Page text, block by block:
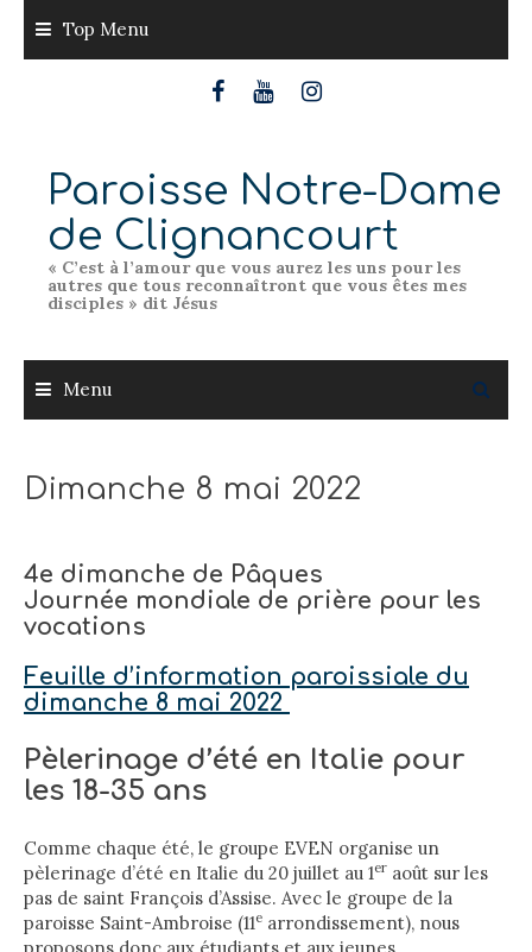
content
Top Menu
Paroisse Notre-Dame
de Clignancourt
« C’est à l’amour que vous aurez les uns pour les
autres que tous reconnaîtront que vous êtes mes
disciples » dit Jésus
Menu
Dimanche 8 mai 2022
4e dimanche de Pâques
Journée mondiale de prière pour les
vocations
Feuille d’information paroissiale du
dimanche 8 mai 2022
Pèlerinage d’été en Italie pour
les 18-35 ans
Comme chaque été, le groupe EVEN organise un
pèlerinage d’été en Italie du 20 juillet au 1er août sur les
pas de saint François d’Assise. Avec le groupe de la
paroisse Saint-Ambroise (11e arrondissement), nous